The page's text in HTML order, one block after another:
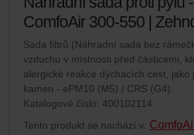
ComfoAir 300-550 |
Sada filtrů (Náhradní sada bez
vzduchu v místnosti před částicemi,
alergické reakce dýchacích cest, jako
kamen - ePM10 (M5) / CRS (G4).
Katalogové číslo: 400102114
Tento produkt se nachází v: